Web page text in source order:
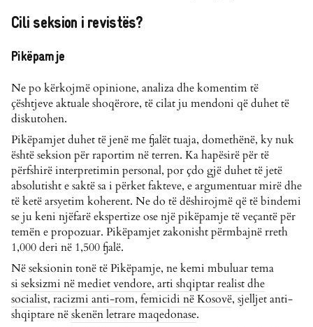
Cili seksion i revistës?
Pikëpamje
Ne po kërkojmë opinione, analiza dhe komentim të
çështjeve aktuale shoqërore, të cilat ju mendoni që duhet të
diskutohen.
Pikëpamjet duhet të jenë me fjalët tuaja, domethënë, ky nuk
është seksion për raportim në terren. Ka hapësirë për të
përfshirë interpretimin personal, por çdo gjë duhet të jetë
absolutisht e saktë sa i përket fakteve, e argumentuar mirë dhe
të ketë arsyetim koherent. Ne do të dëshirojmë që të bindemi
se ju keni njëfarë ekspertize ose një pikëpamje të veçantë për
temën e propozuar. Pikëpamjet zakonisht përmbajnë rreth
1,000 deri në 1,500 fjalë.
Në seksionin tonë të Pikëpamje, ne kemi mbuluar tema
si seksizmi në mediet vendore, arti shqiptar realist dhe
socialist, racizmi anti-rom, femicidi në Kosovë, sjelljet anti-
shqiptare nëskenën letrare maqedonase.